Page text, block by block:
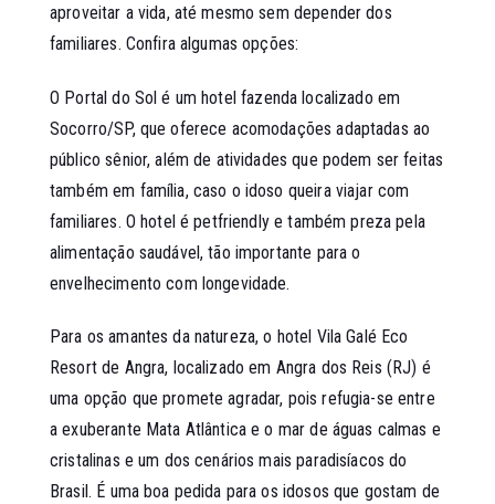
aproveitar a vida, até mesmo sem depender dos
familiares. Confira algumas opções:
O Portal do Sol é um hotel fazenda localizado em
Socorro/SP, que oferece acomodações adaptadas ao
público sênior, além de atividades que podem ser feitas
também em família, caso o idoso queira viajar com
familiares. O hotel é petfriendly e também preza pela
alimentação saudável, tão importante para o
envelhecimento com longevidade.
Para os amantes da natureza, o hotel Vila Galé Eco
Resort de Angra, localizado em Angra dos Reis (RJ) é
uma opção que promete agradar, pois refugia-se entre
a exuberante Mata Atlântica e o mar de águas calmas e
cristalinas e um dos cenários mais paradisíacos do
Brasil. É uma boa pedida para os idosos que gostam de